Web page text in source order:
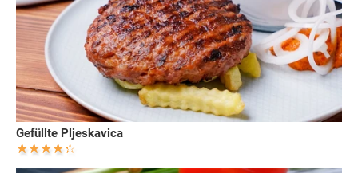
Gefüllte Pljeskavica